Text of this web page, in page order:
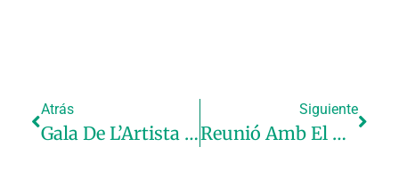
Atrás
Gala De L’Artista Faller De València
Siguiente
Reunió Amb El Regidor D’Empreniment